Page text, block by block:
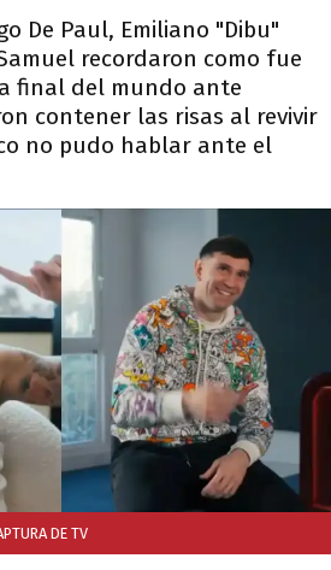
De Paul, Emiliano "Dibu"
recordaron como fue
final del mundo ante
contener las risas al revivir
no pudo hablar ante el
DE TV